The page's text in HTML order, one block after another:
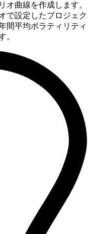
オ曲線を作成します。
で設定したプロジェク
間平均ボラティリティ
。